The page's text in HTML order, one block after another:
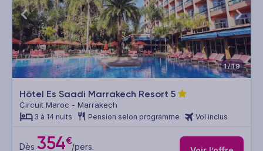
1/19
Hôtel Es Saadi Marrakech Resort 5
Circuit Maroc - Marrakech
3 à 14 nuits Pension selon programme Vol inclus
Dès 354€/pers.